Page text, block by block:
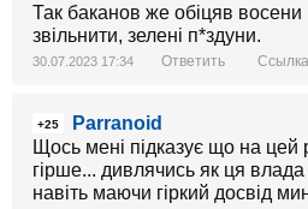
Так баканов же обіцяв восени
звільнити, зелені п*здуни.
30.07.2023 17:34 Ответить Ссылка
+25
Parranoid
Щось мені підказує що на цей
гірше... дивлячись як ця влада
навіть маючи гіркий досвід